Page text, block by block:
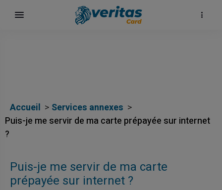
Accueil
Services annexes
Puis-je me servir de ma carte prépayée sur internet
?
Puis-je me servir de ma carte
prépayée sur internet ?